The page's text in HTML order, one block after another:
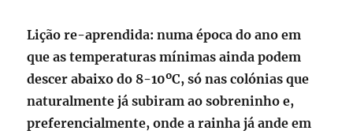
Lição re-aprendida: numa época do ano em
que as temperaturas mínimas ainda podem
descer abaixo do 8-10ºC, só nas colónias que
naturalmente já subiram ao sobreninho e,
preferencialmente, onde a rainha já ande em